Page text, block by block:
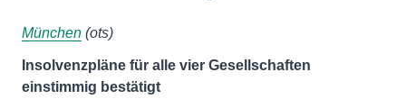
München (ots)
Insolvenzpläne für alle vier Gesellschaften
einstimmig bestätigt